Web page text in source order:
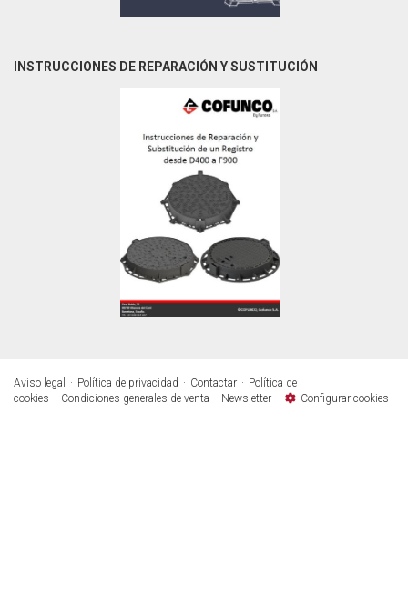
INSTRUCCIONES DE REPARACIÓN Y SUSTITUCIÓN
Aviso legal Política de privacidad Contactar
Política de
cookies
Condiciones generales de venta Newsletter Configurar cookies